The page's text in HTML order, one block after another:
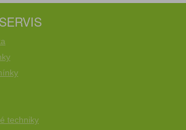
techniky